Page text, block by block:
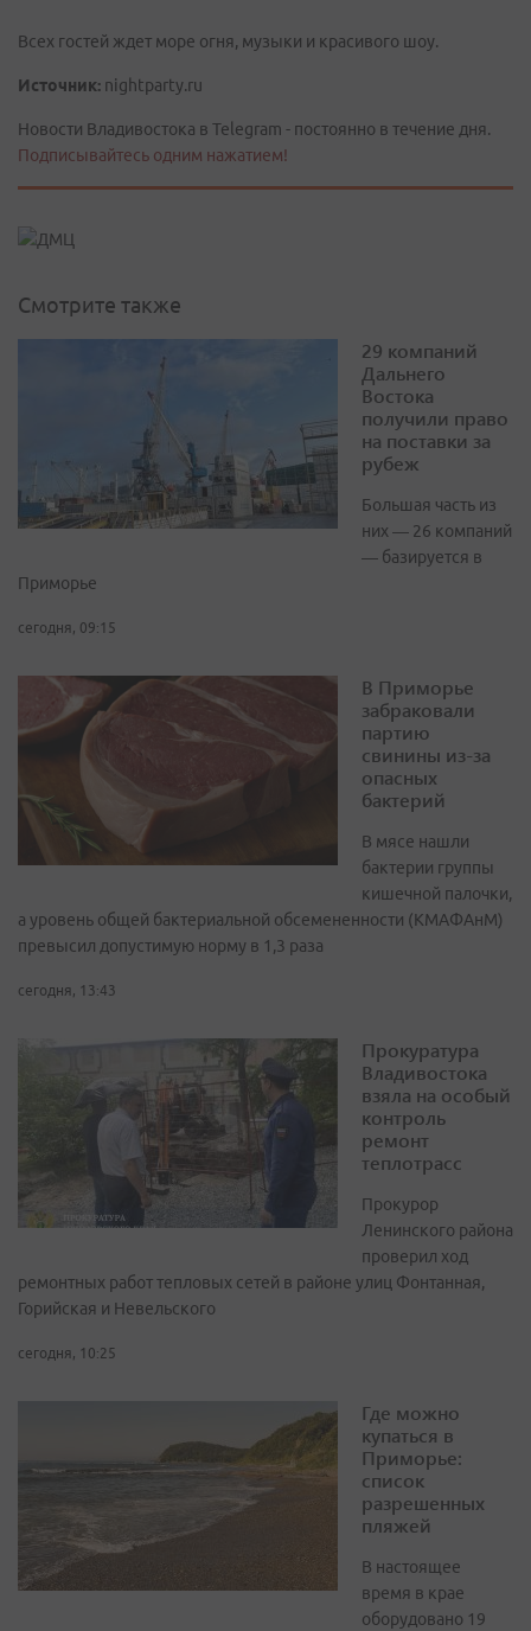
Всех гостей ждет море огня, музыки и красивого шоу.
Источник: nightparty.ru
Новости Владивостока в Telegram - постоянно в течение дня.
Подписывайтесь одним нажатием!
Смотрите также
29 компаний
Дальнего
Востока
получили право
на поставки за
рубеж
Большая часть из
них — 26 компаний
— базируется в
Приморье
сегодня, 09:15
В Приморье
забраковали
партию
свинины из-за
опасных
бактерий
В мясе нашли
бактерии группы
кишечной палочки,
а уровень общей бактериальной обсемененности (КМАФАнМ)
превысил допустимую норму в 1,3 раза
сегодня, 13:43
Прокуратура
Владивостока
взяла на особый
контроль
ремонт
теплотрасс
Прокурор
Ленинского района
проверил ход
ремонтных работ тепловых сетей в районе улиц Фонтанная,
Горийская и Невельского
сегодня, 10:25
Где можно
купаться в
Приморье:
список
разрешенных
пляжей
В настоящее
время в крае
оборудовано 19